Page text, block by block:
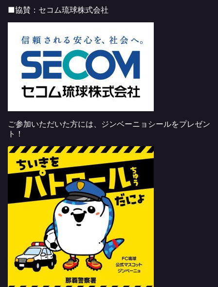
■協賛： セコム琉球株式会社
ご参加いただいた方には、ジンベーニョシールをプレゼン
ト！